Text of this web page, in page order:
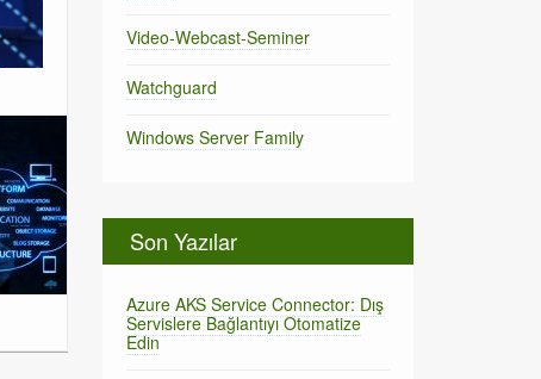
Video-Webcast-Seminer
Watchguard
Windows Server Family
Son Yazılar
Azure AKS Service Connector: Dış
Servislere Bağlantıyı Otomatize
Edin